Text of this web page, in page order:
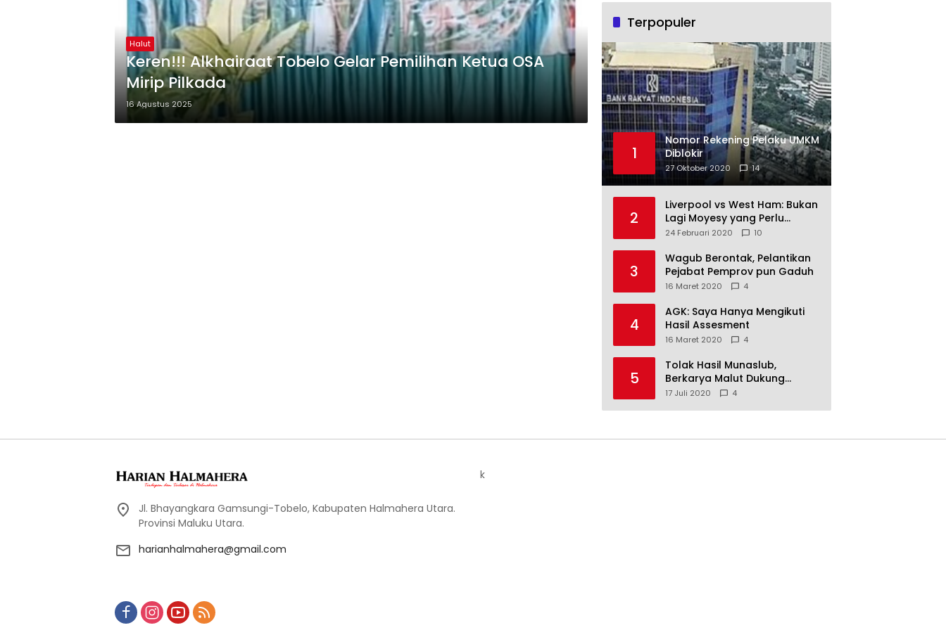
Halut
Keren!!! Alkhairaat Tobelo Gelar Pemilihan Ketua OSA
Mirip Pilkada
16 Agustus 2025
Terpopuler
1
Nomor Rekening Pelaku UMKM
Diblokir
27 Oktober 2020 14
2
Liverpool vs West Ham: Bukan
Lagi Moyesy yang Perlu
Ditakuti
24 Februari 2020 10
3
Wagub Berontak, Pelantikan
Pejabat Pemprov pun Gaduh
16 Maret 2020 4
4
AGK: Saya Hanya Mengikuti
Hasil Assesment
16 Maret 2020 4
5
Tolak Hasil Munaslub,
Berkarya Malut Dukung
Tommy Soeharto
17 Juli 2020 4
Jl. Bhayangkara Gamsungi-Tobelo, Kabupaten Halmahera Utara.
Provinsi Maluku Utara.
harianhalmahera@gmail.com
k